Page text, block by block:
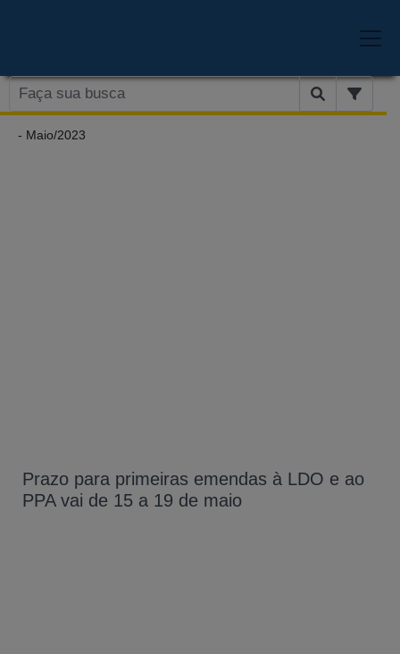
- Maio/2023
Prazo para primeiras emendas à LDO e ao
PPA vai de 15 a 19 de maio